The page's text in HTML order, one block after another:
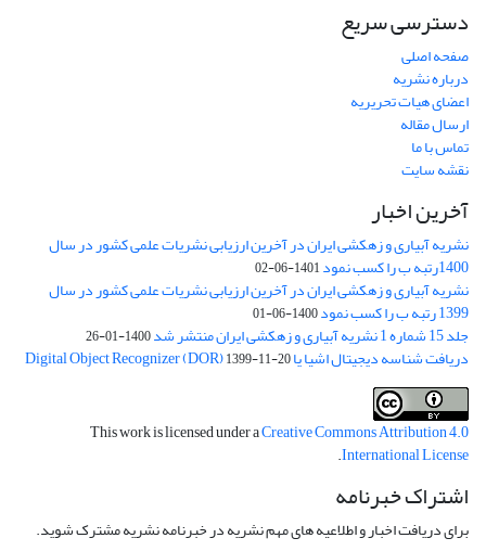
دسترسی سریع
صفحه اصلی
درباره نشریه
اعضای هیات تحریریه
ارسال مقاله
تماس با ما
نقشه سایت
آخرین اخبار
نشریه آبیاری و زهکشی ایران در آخرین ارزیابی نشریات علمی کشور در سال
1400رتبه ب را کسب نمود 1401-06-02
نشریه آبیاری و زهکشی ایران در آخرین ارزیابی نشریات علمی کشور در سال
1399 رتبه ب را کسب نمود 1400-06-01
جلد 15 شماره 1 نشریه آبیاری و زهکشی ایران منتشر شد 1400-01-26
دریافت شناسه دیجیتال اشیا یا Digital Object Recognizer (DOR)1399-11-20
This work is licensed under aCreative Commons Attribution 4.0
International License
.
اشتراک خبرنامه
برای دریافت اخبار و اطلاعیه های مهم نشریه در خبرنامه نشریه مشترک شوید.